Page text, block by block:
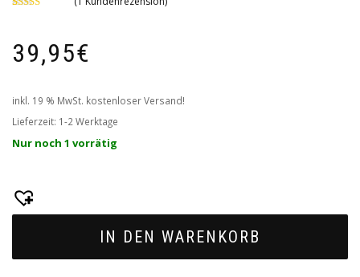
auf
Kundenbewertung
39,95€
inkl. 19 % MwSt. kostenloser Versand!
Lieferzeit: 1-2 Werktage
Nur noch 1 vorrätig
IN DEN WARENKORB